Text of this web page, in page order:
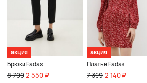
акция
Брюки Fadas
8 799 2 550 ₽
акция
Платье Fadas
7 399 2 140 ₽